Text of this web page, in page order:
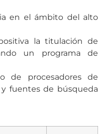
en el ámbito del alto
la titulación de
un programa de
de procesadores de
fuentes de búsqueda